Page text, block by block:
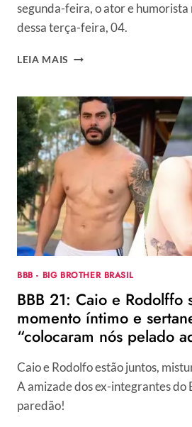
segunda-feira, o ator e
dessa terça-feira, 04.
LEIA MAIS PAULO
AOS
42
ANOS.
RELEMBRE
FOTOS
TRAJETÓRIA
DO
HUMORISTA
BBB - BIG BROTHER BRASIL
BBB 21: Caio e Rodolffo
momento íntimo e
“colocaram nós pelado
Caio e Rodolfo estão juntos,
A amizade dos ex-integrantes do
paredão!